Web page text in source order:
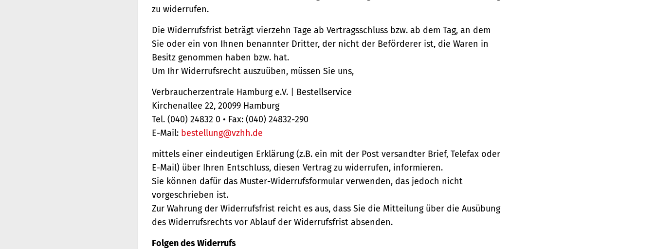
zu widerrufen.
Die Widerrufsfrist beträgt vierzehn Tage ab Vertragsschluss bzw. ab dem Tag, an dem
Sie oder ein von Ihnen benannter Dritter, der nicht der Beförderer ist, die Waren in
Besitz genommen haben bzw. hat.
Um Ihr Widerrufsrecht auszuüben, müssen Sie uns,
Verbraucherzentrale Hamburg e.V. | Bestellservice
Kirchenallee 22, 20099 Hamburg
Tel. (040) 24832 0 • Fax: (040) 24832-290
E-Mail: bestellung@vzhh.de
mittels einer eindeutigen Erklärung (z.B. ein mit der Post versandter Brief, Telefax oder
E-Mail) über Ihren Entschluss, diesen Vertrag zu widerrufen, informieren.
Sie können dafür das Muster-Widerrufsformular verwenden, das jedoch nicht
vorgeschrieben ist.
Zur Wahrung der Widerrufsfrist reicht es aus, dass Sie die Mitteilung über die Ausübung
des Widerrufsrechts vor Ablauf der Widerrufsfrist absenden.
Folgen des Widerrufs